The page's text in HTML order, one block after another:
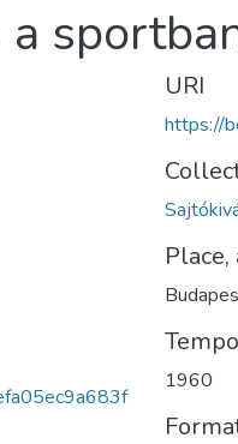
URI
https://
1960